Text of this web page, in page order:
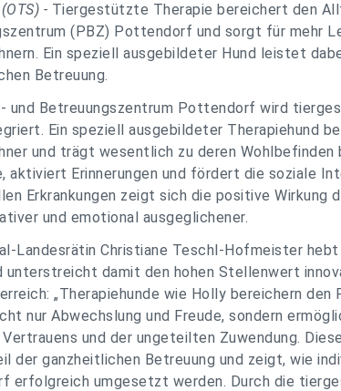
- Tiergestützte Therapie bereichert den
(PBZ) Pottendorf und sorgt für mehr
Ein speziell ausgebildeter Hund leistet
Betreuung.
und Betreuungszentrum Pottendorf wird
Ein speziell ausgebildeter Therapiehund
und trägt wesentlich zu deren
aktiviert Erinnerungen und fördert die soziale
Erkrankungen zeigt sich die positive
und emotional ausgeglichener.
Landesrätin Christiane Teschl-Hofmeister
unterstreicht damit den hohen Stellenwert
„Therapiehunde wie Holly bereichern
nur Abwechslung und Freude, sondern
Vertrauens und der ungeteilten Zuwendung.
der ganzheitlichen Betreuung und zeigt, wie
erfolgreich umgesetzt werden. Durch die